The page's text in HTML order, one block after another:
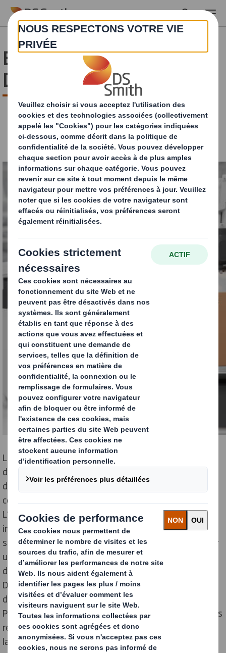
Skip to main content
Emballages innovants –
DS Smith innovation
Les consommateurs accordent de plus en plus
d’importance au packaging. Ce constat vient autant
d’un
engagement environnementalque d’une envie de
connaître une expérience d’achat personnalisée.
L’emballage cumule désormais de nombreux rôles
importants : transport, protection, présentation,
support marketing… Pour suivre les tendances et créer
un
emballage durablecapable de remplir ces
différentes fonctions, les innovations se multiplient.
DS Smith s’impose comme un leader dans le
développement de solutions d’emballages innovants.
Pour répondre aux nouveaux enjeux du commerce, nous
repoussons sans cesse les limites de la créativité dans
la conception de nospackagings innovants